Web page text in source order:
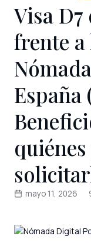
Visa
frente a
España
mayo 11, 2026